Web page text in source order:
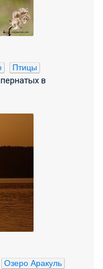
Птицы
в
Озеро Аракуль